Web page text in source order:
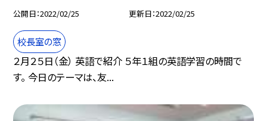
公開日 2022/02/25 更新日 2022/02/25
校長室の窓
２月２５日（金） 英語で紹介 ５年１組の英語学習の時間で
す。 今日のテーマは、友...